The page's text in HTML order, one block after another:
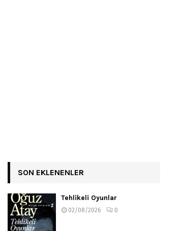
SON EKLENENLER
Tehlikeli Oyunlar
02/08/2026 0